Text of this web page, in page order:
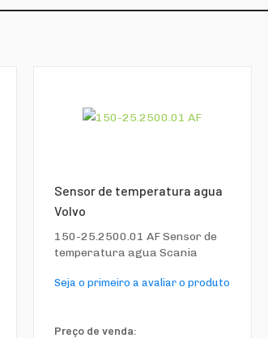
Sensor de temperatura agua
Volvo
150-25.2500.01 AF Sensor de
temperatura agua Scania
Seja o primeiro a avaliar o produto
Preço de venda: